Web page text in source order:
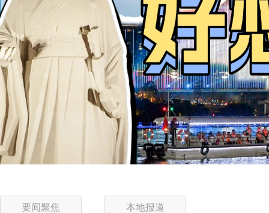
要闻聚焦 本地报道